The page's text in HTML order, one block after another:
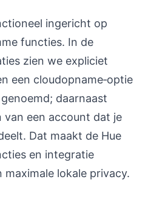
ingericht op
functies. In de
zien we expliciet
een cloudopname‑optie
daarnaast
van een account dat je
Dat maakt de Hue
en integratie
lokale privacy.